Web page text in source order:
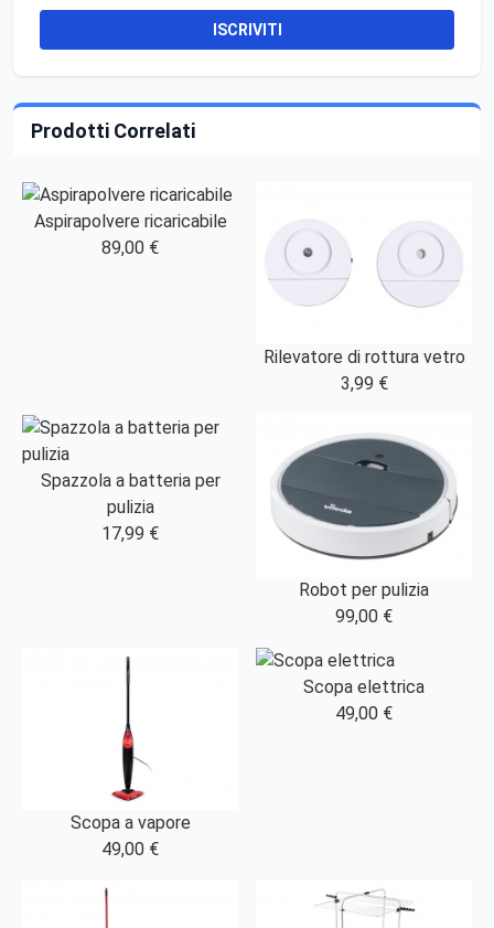
ISCRIVITI
Prodotti Correlati
Aspirapolvere ricaricabile
89,00 €
Rilevatore di rottura vetro
3,99 €
Spazzola a batteria per
pulizia
17,99 €
Robot per pulizia
99,00 €
Scopa a vapore
49,00 €
Scopa elettrica
49,00 €